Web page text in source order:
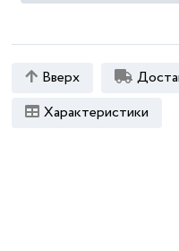
Вверх
Характеристики